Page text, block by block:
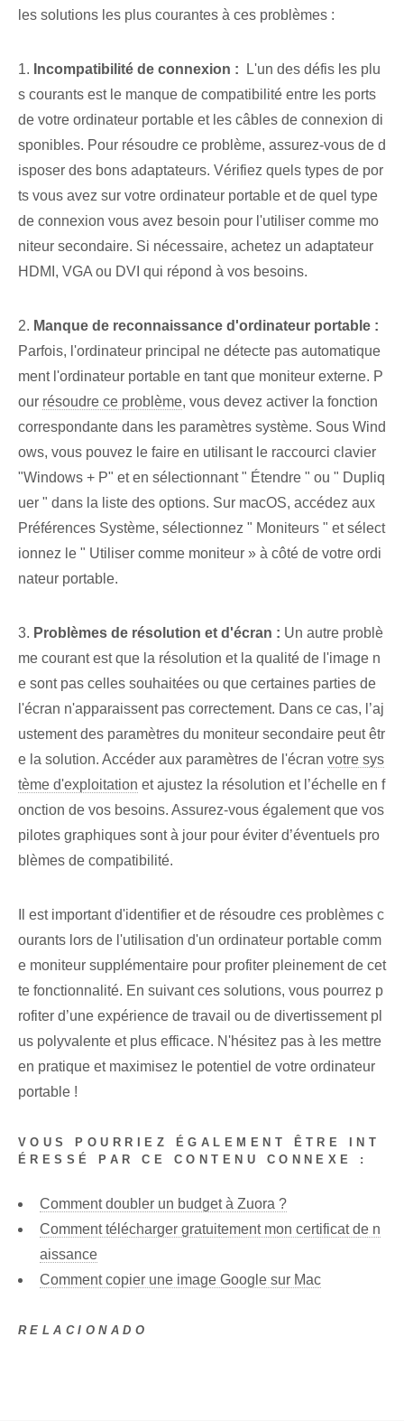
les solutions les plus courantes à ces problèmes :
1. Incompatibilité de connexion : ⁢ L'un des ⁢défis les plu
s courants est le manque de compatibilité entre les ports
de votre ordinateur portable et les câbles de connexion di
sponibles. Pour résoudre ce problème, assurez-vous de d
isposer des bons adaptateurs. Vérifiez quels types de por
ts vous avez sur votre ordinateur portable et de quel type
de connexion vous avez besoin pour l'utiliser comme mo
niteur secondaire. Si nécessaire, achetez un adaptateur
HDMI, VGA ou DVI qui répond à vos besoins.
2. Manque de reconnaissance d'ordinateur portable :
Parfois, l'ordinateur principal ne détecte pas automatique
ment l'ordinateur portable en tant que moniteur externe. P
our résoudre ce problème, vous devez activer la fonction⁢
correspondante dans les paramètres système. Sous Wind
ows, vous pouvez le faire en utilisant le raccourci clavier
"Windows‍ + P" et en sélectionnant " Étendre " ou " Dupliq
uer " dans la liste des options. Sur macOS, accédez aux
Préférences Système, sélectionnez " Moniteurs " et sélect
ionnez le⁤ " Utiliser comme moniteur » à côté de votre ordi
nateur portable.
3. Problèmes de résolution et d'écran : ‍Un autre problè
me courant est que ⁢la résolution et la qualité de l'image n
e sont pas celles souhaitées ou que certaines⁤ parties de
l'écran n'apparaissent pas⁢ correctement. Dans ce cas, l’aj
ustement des paramètres du moniteur secondaire peut êtr
e la solution. Accéder aux paramètres de l'écran votre sys
tème d'exploitation ⁣et ajustez la résolution et l’échelle en f
onction de vos besoins. Assurez-vous également que vos
pilotes graphiques sont à jour pour éviter d’éventuels pro
blèmes de compatibilité.
Il est important d'identifier et de résoudre ces problèmes c
ourants lors de l'utilisation d'un ordinateur portable comm
e moniteur supplémentaire pour profiter pleinement de cet
te fonctionnalité. En suivant ces solutions, vous pourrez p
rofiter d’une expérience de travail ou de divertissement pl
us polyvalente et plus efficace. N'hésitez pas à les mettre
en pratique et maximisez le potentiel de votre ordinateur
portable !
VOUS POURRIEZ ÉGALEMENT ÊTRE INT
ÉRESSÉ PAR CE CONTENU CONNEXE :
Comment doubler un budget à Zuora ?
Comment télécharger gratuitement mon certificat de n
aissance
Comment copier une image Google sur Mac
RELACIONADO